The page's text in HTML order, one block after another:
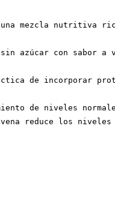
mezcla nutritiva
sin azúcar con sabor
de incorporar
de niveles
avena reduce los